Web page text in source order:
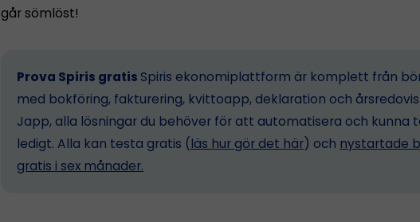
går sömlöst!
Prova Spiris gratis Spiris ekonomiplattform är komplett från
med bokföring, fakturering, kvittoapp, deklaration och
Japp, alla lösningar du behöver för att automatisera och kunna
ledigt. Alla kan testa gratis (läs hur gör det här) och nystartade
gratis i sex månader.